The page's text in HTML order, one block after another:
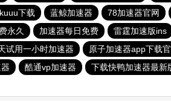
下载 蓝鲸加速器 78加速器官网
永久 加速器每日免费 雷霆加速版ins
试用一小时加速器 原子加速器app下载
酷通vp加速器 下载快鸭加速器最新